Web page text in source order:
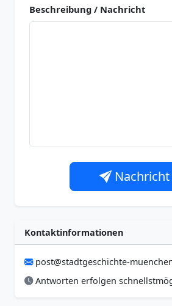
Beschreibung / Nachricht
Kontaktinformationen
post@stadtgeschichte-
Antworten erfolgen